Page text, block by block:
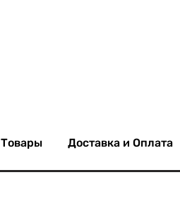
Товары Доставка и Оплата